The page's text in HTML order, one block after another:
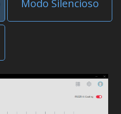
Modo Silencioso